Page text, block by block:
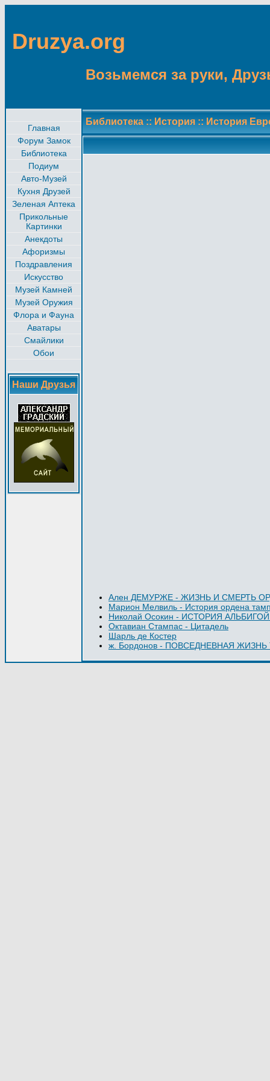
Druzya.org
Возьмемся за руки,
Главная
Форум Замок
Библиотека
Подиум
Авто-Музей
Кухня Друзей
Зеленая Аптека
Прикольные
Картинки
Анекдоты
Афоризмы
Поздравления
Искусство
Музей Камней
Музей Оружия
Флора и Фауна
Аватары
Смайлики
Обои
Наши Друзья
Библиотека :: История :: История
Ален ДЕМУРЖЕ - ЖИЗНЬ И СМЕРТЬ
Марион Мелвиль - История ордена
Николай Осокин - ИСТОРИЯ
Октавиан Стампас - Цитадель
Шарль де Костер
ж. Бордонов - ПОВСЕДНЕВНАЯ